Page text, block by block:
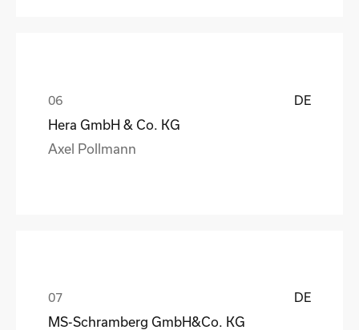
DE
Hera GmbH & Co. KG
Axel Pollmann
DE
MS-Schramberg GmbH&Co. KG